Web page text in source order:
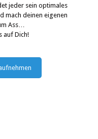
jeder sein optimales
mach deinen eigenen
Ass…
auf Dich!